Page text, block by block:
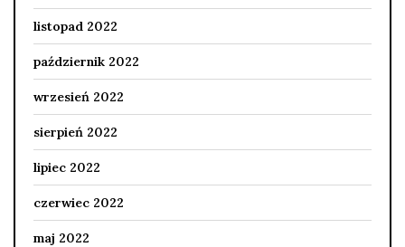
listopad 2022
październik 2022
wrzesień 2022
sierpień 2022
lipiec 2022
czerwiec 2022
maj 2022